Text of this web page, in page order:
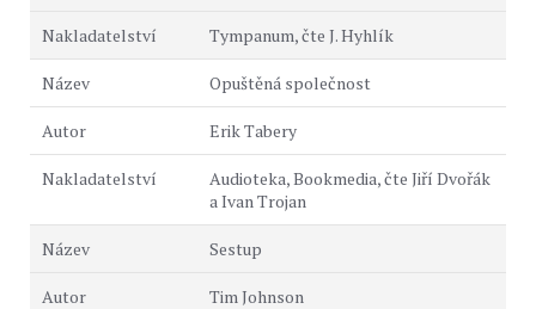
Tympanum, čte J. Hyhlík
Opuštěná společnost
Erik Tabery
Audioteka, Bookmedia, čte Jiří Dvořák
a Ivan Trojan
Sestup
Tim Johnson